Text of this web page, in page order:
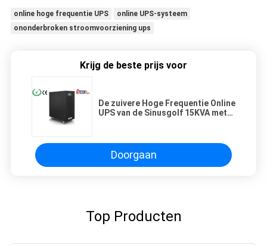
online hoge frequentie UPS
online UPS-systeem
ononderbroken stroomvoorziening ups
Krijg de beste prijs voor
De zuivere Hoge Frequentie Online
UPS van de Sinusgolf 15KVA met
Doorgaan
Top Producten